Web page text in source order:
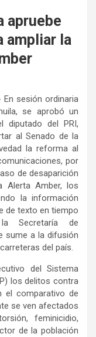
apruebe
ampliar la
En sesión ordinaria
se aprobó un
diputado del PRI,
al Senado de la
la reforma al
por
de desaparición
Alerta Amber, los
la información
de texto en tiempo
Secretaría de
sume a la difusión
del país.
del Sistema
los delitos contra
el comparativo de
se ven afectados
feminicidio,
de la población